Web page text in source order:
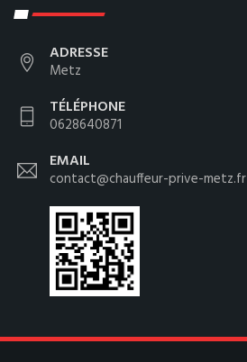
ADRESSE
Metz
TÉLÉPHONE
0628640871
EMAIL
contact@chauffeur-prive-metz.fr